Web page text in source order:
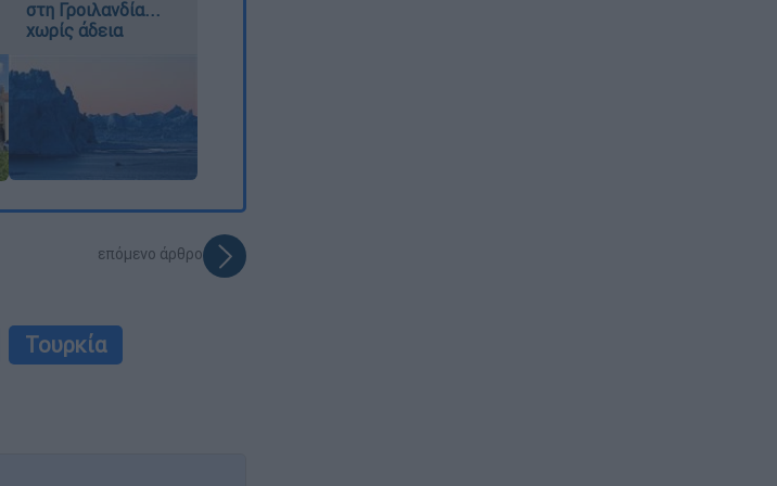
στη Γροιλανδία...
χωρίς άδεια
επόμενο άρθρο
Τουρκία